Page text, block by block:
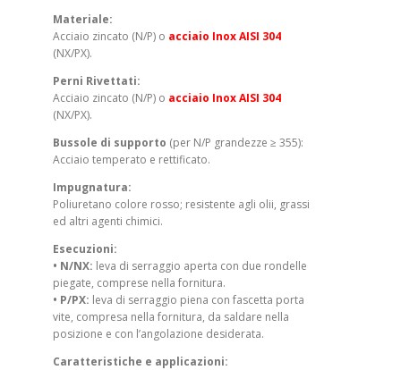
Materiale:
Acciaio zincato (N/P) o acciaio Inox AISI 304
(NX/PX).
Perni Rivettati:
Acciaio zincato (N/P) o acciaio Inox AISI 304
(NX/PX).
Bussole di supporto (per N/P grandezze ≥ 355):
Acciaio temperato e rettificato.
Impugnatura:
Poliuretano colore rosso; resistente agli olii, grassi
ed altri agenti chimici.
Esecuzioni:
• N/NX: leva di serraggio aperta con due rondelle
piegate, comprese nella fornitura.
• P/PX: leva di serraggio piena con fascetta porta
vite, compresa nella fornitura, da saldare nella
posizione e con l’angolazione desiderata.
Caratteristiche e applicazioni: